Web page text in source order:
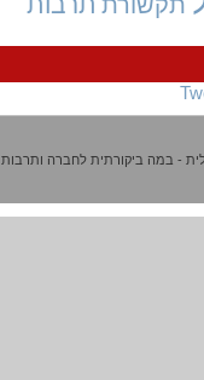
במה ביקורתית לחברה ותרבות